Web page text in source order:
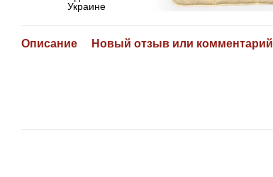
Описание Новый отзыв или комментарий